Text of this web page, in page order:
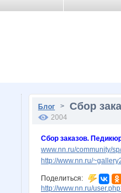
Блог > Сбор
2004
Сбор заказов.
www.nn.ru/community/
http://www.nn.ru/
Поделиться:
http://www.nn.ru/